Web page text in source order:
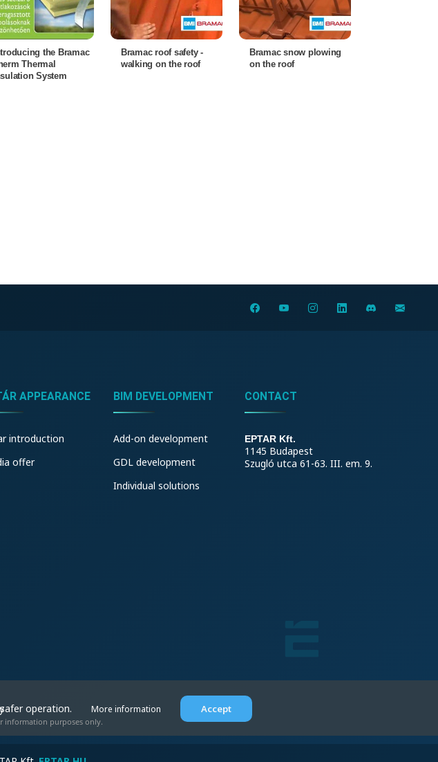
the Bramac
Thermal
System
Bramac roof safety -
walking on the roof
Bramac snow plowing
on the roof
APPEARANCE
introduction
offer
BIM DEVELOPMENT
Add-on development
GDL development
Individual solutions
CONTACT
EPTAR Kft.
1145 Budapest
Szugló utca 61-63. III. em. 9.
information purposes only.
safer operation. More information Accept